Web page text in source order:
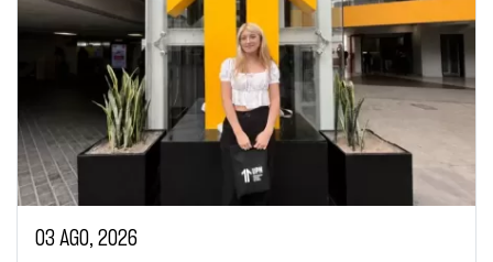
03 AGO, 2026